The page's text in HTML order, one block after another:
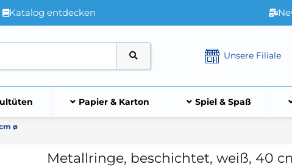
Katalog entdecken
Unsere Filiale
Papier & Karton Spiel & Spaß
ø
Metallringe, beschichtet, weiß, 40